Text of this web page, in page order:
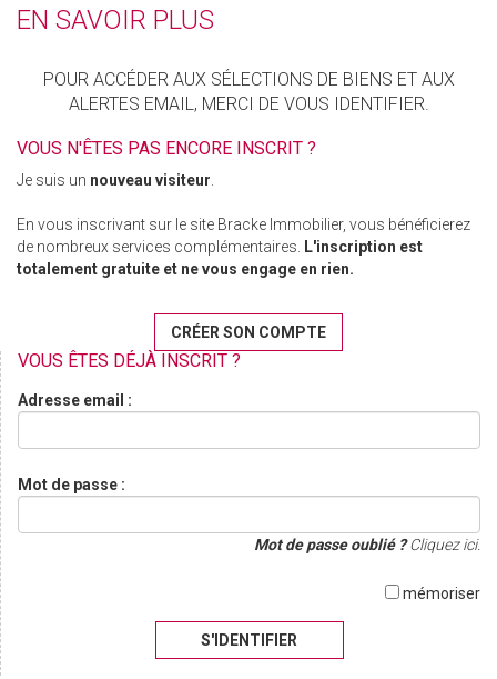
EN SAVOIR PLUS
POUR ACCÉDER AUX SÉLECTIONS DE BIENS ET AUX
ALERTES EMAIL, MERCI DE VOUS IDENTIFIER.
VOUS N'ÊTES PAS ENCORE INSCRIT ?
Je suis un nouveau visiteur.
En vous inscrivant sur le site Bracke Immobilier, vous bénéficierez
de nombreux services complémentaires. L'inscription est
totalement gratuite et ne vous engage en rien.
CRÉER SON COMPTE
VOUS ÊTES DÉJÀ INSCRIT ?
Adresse email :
Mot de passe :
Mot de passe oublié ?Cliquez ici.
mémoriser
S'IDENTIFIER